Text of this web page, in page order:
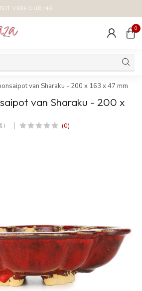
VERHOUDING
0
van Sharaku - 200 x 163 x 47 mm
van Sharaku - 200 x
(0)